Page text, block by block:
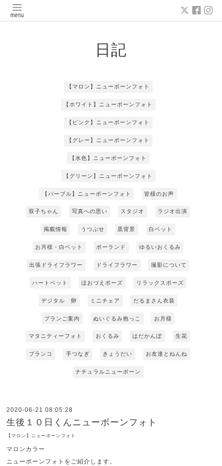
日記
【マロン】ニューボーンフォト
【ホワイト】ニューボーンフォト
【ピンク】ニューボーンフォト
【グレー】ニューボーンフォト
【水色】ニューボーンフォト
【グリーン】ニューボーンフォト
【パープル】ニューボーンフォト 皆様のお声
双子ちゃん 写真への思い スタジオ ラジオ出演
掲載情報 うつぶせ 黒背景 白ベット
お月様・白ベット ポーランド ゆるいおくるみ
出張ドライフラワー ドライフラワー 撮影について
ハートベット ほおづえポーズ リラックスポーズ
デジタル 卵 ミニチェア だるまさん衣装
プランご案内 ぬいぐるみ抱っこ お月様
マタニティーフォト おくるみ はだかんぼ 生花
ブランコ 手つなぎ きょうだい お友達とねんね
ナチュラルニューボーン
2020-06-21 08:05:28
生後１０日くんニューボーンフォト
【マロン】ニューボーンフォト
マロンカラー
ニューボーンフォトをご紹介します。